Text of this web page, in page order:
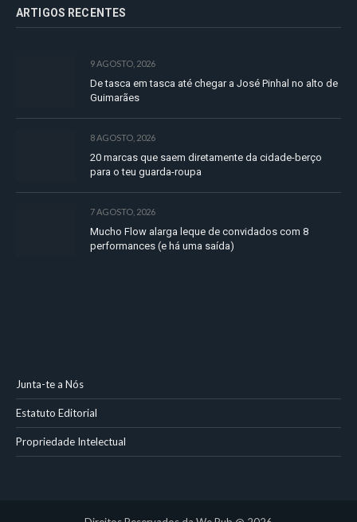
ARTIGOS RECENTES
9 AGOSTO, 2026
De tasca em tasca até chegar a José Pinhal no alto de
Guimarães
8 AGOSTO, 2026
20 marcas que saem diretamente da cidade-berço
para o teu guarda-roupa
7 AGOSTO, 2026
Mucho Flow alarga leque de convidados com 8
performances (e há uma saída)
Junta-te a Nós
Estatuto Editorial
Propriedade Intelectual